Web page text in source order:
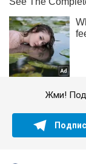
Жми!